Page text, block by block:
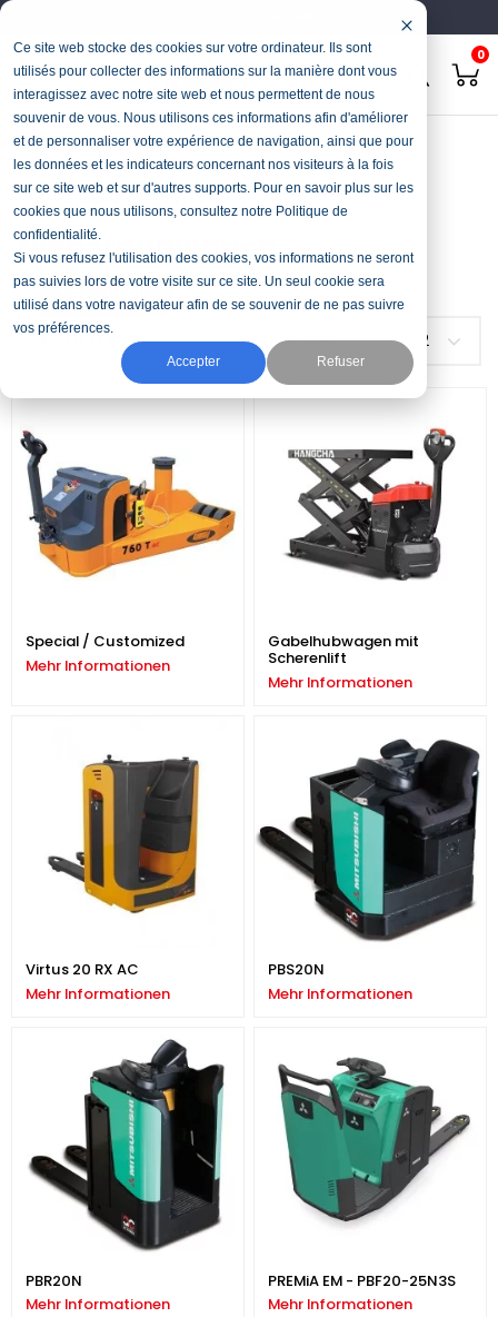
Ce site web stocke des cookies sur votre ordinateur. Ils sont
utilisés pour collecter des informations sur la manière dont vous
interagissez avec notre site web et nous permettent de nous
souvenir de vous. Nous utilisons ces informations afin d'améliorer
et de personnaliser votre expérience de navigation, ainsi que pour
les données et les indicateurs concernant nos visiteurs à la fois
sur ce site web et sur d'autres supports. Pour en savoir plus sur les
cookies que nous utilisons, consultez notre Politique de
confidentialité.
Si vous refusez l'utilisation des cookies, vos informations ne seront
pas suivies lors de votre visite sur ce site. Un seul cookie sera
utilisé dans votre navigateur afin de se souvenir de ne pas suivre
vos préférences.
Accepter Refuser
0
Startseite Fördertechnik Niederhubwagen
PASSEZ À L’ÉLECTRIQUE
Moins d’effort, plus de productivité au quotidien
Niederhubwagen
Auswählen 12
Special / Customized
Mehr Informationen
Gabelhubwagen mit
Scherenlift
Mehr Informationen
Virtus 20 RX AC
Mehr Informationen
PBS20N
Mehr Informationen
PBR20N
Mehr Informationen
PREMiA EM - PBF20-25N3S
Mehr Informationen